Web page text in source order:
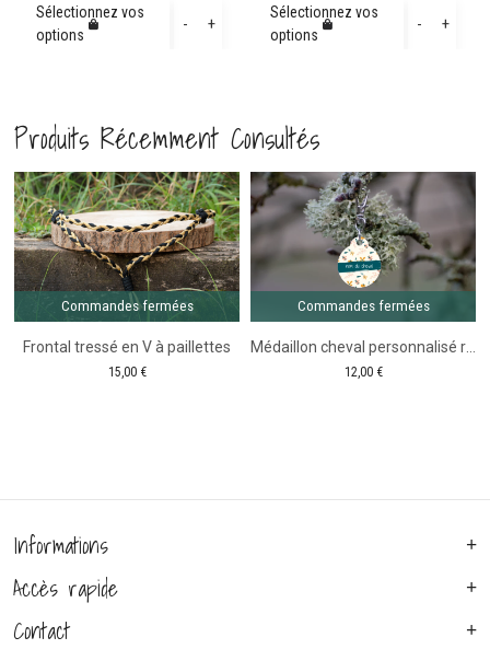
Sélectionnez vos
options
-
quantité
imprimé
Taille
Cheval
+
Sélectionnez vos
options
-
Gamme
-
Taille
+
Produits Récemment Consultés
Commandes fermées
Frontal tressé en V à paillettes
15,00 €
Commandes fermées
12,00 €
Informations
Accès rapide
Contact